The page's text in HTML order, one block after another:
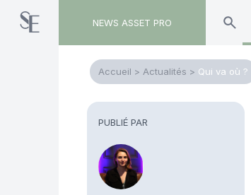
NEWS ASSET PRO
Accueil > Actualités > Qui va où ?
PUBLIÉ PAR